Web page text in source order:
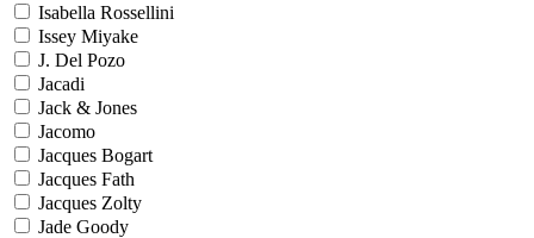
Isabella Rossellini
Issey Miyake
J. Del Pozo
Jacadi
Jack & Jones
Jacomo
Jacques Bogart
Jacques Fath
Jacques Zolty
Jade Goody